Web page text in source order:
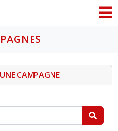
CAMPAGNE